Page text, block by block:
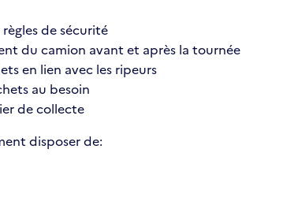
de sécurité
du camion avant et après la tournée
en lien avec les ripeurs
au besoin
de collecte
disposer de: